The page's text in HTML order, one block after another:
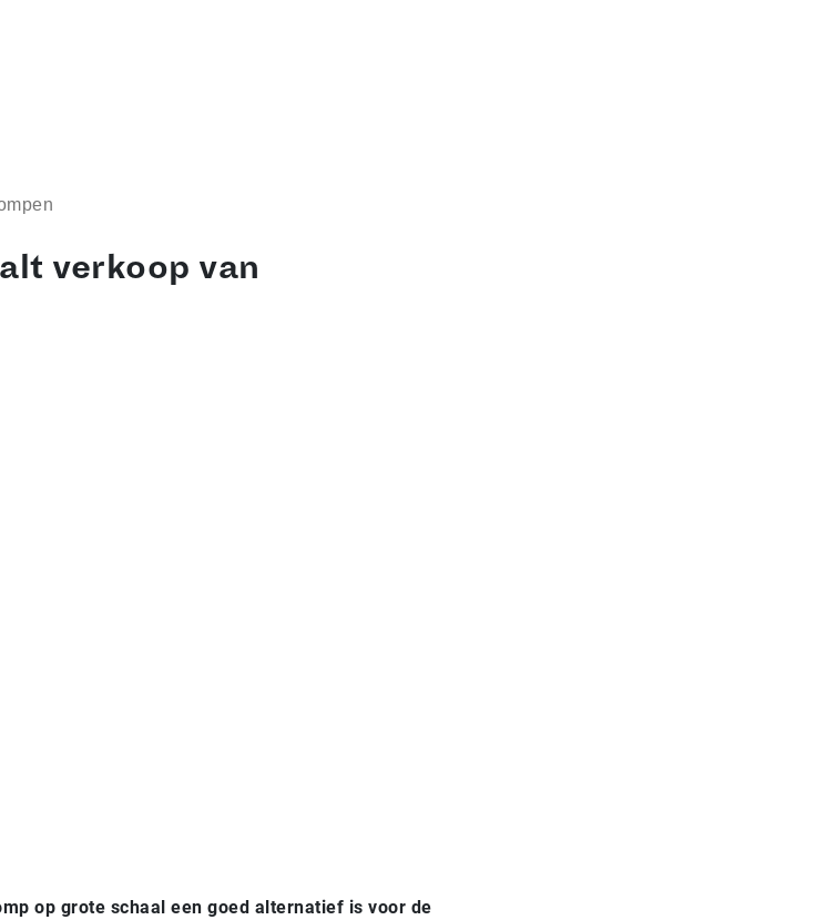
verkoop van
op grote schaal een goed alternatief is voor de